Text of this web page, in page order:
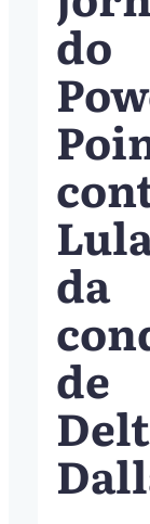
do
da
de